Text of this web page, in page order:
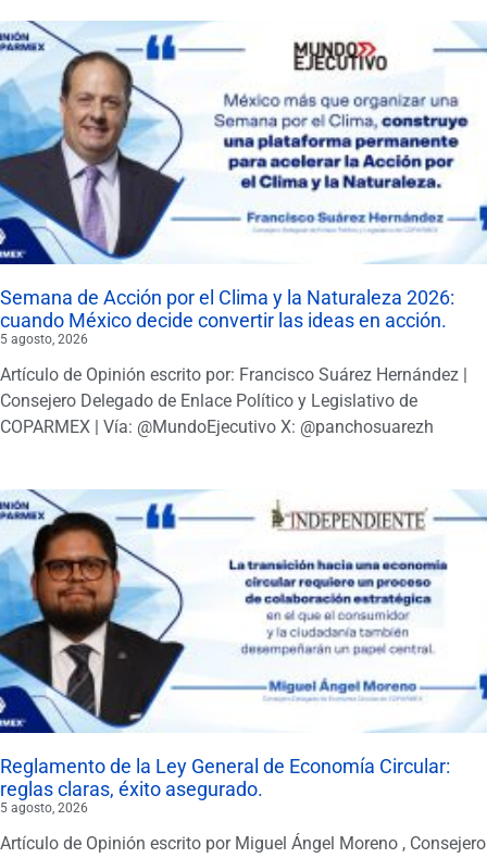
Semana de Acción por el Clima y la Naturaleza 2026:
cuando México decide convertir las ideas en acción.
5 agosto, 2026
Artículo de Opinión escrito por: Francisco Suárez Hernández |
Consejero Delegado de Enlace Político y Legislativo de
COPARMEX | Vía: @MundoEjecutivo X: @panchosuarezh
Reglamento de la Ley General de Economía Circular:
reglas claras, éxito asegurado.
5 agosto, 2026
Artículo de Opinión escrito por Miguel Ángel Moreno , Consejero